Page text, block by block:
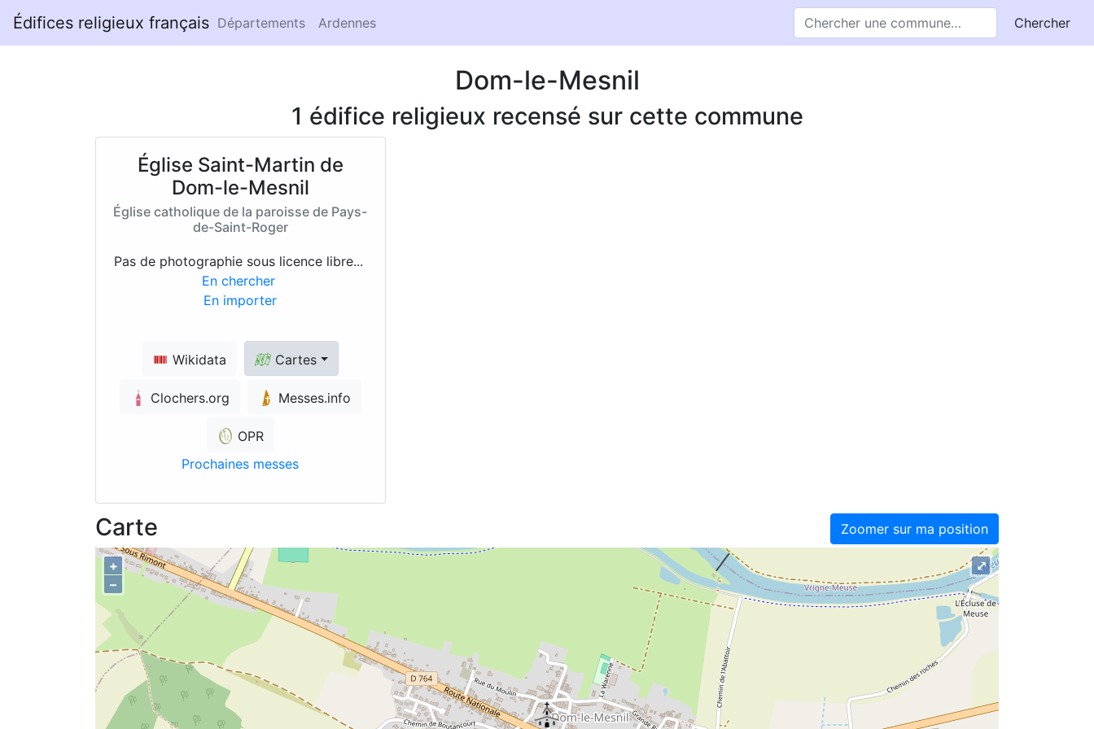
Édifices religieux français Départements Ardennes Chercher
Dom-le-Mesnil
1 édifice religieux recensé sur cette commune
Église Saint-Martin de
Dom-le-Mesnil
Église catholique de la paroisse de Pays-
de-Saint-Roger
Pas de photographie sous licence libre...
En chercher
En importer
Wikidata Cartes
Clochers.org Messes.info
OPR
Prochaines messes
Zoomer sur ma position
Carte
+
–
⤢